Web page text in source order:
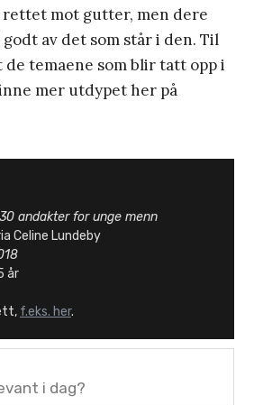
rettet mot gutter, men dere
av det som står i den. Til
de temaene som blir tatt opp i
mer utdypet her på
andakter for unge menn
Celine Lundeby
år
f.eks. her.
i dag?